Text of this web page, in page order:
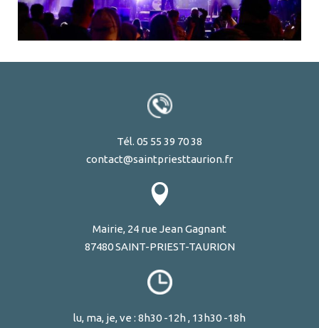
Tél. 05 55 39 70 38
contact@saintpriesttaurion.fr
Mairie, 24 rue Jean Gagnant
87480 SAINT-PRIEST-TAURION
lu, ma, je, ve : 8h30 -12h , 13h30 -18h